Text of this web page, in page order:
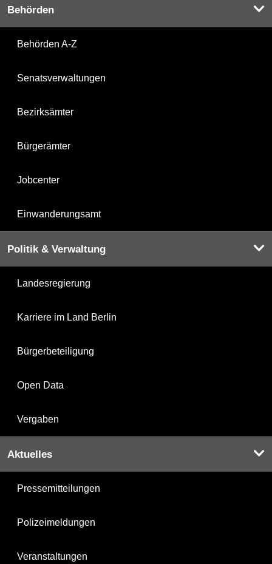
Behörden
Behörden A-Z
Senatsverwaltungen
Bezirksämter
Bürgerämter
Jobcenter
Einwanderungsamt
Politik & Verwaltung
Landesregierung
Karriere im Land Berlin
Bürgerbeteiligung
Open Data
Vergaben
Aktuelles
Pressemitteilungen
Polizeimeldungen
Veranstaltungen